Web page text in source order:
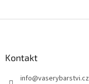
Kontakt
info@vaserybarstvi.cz